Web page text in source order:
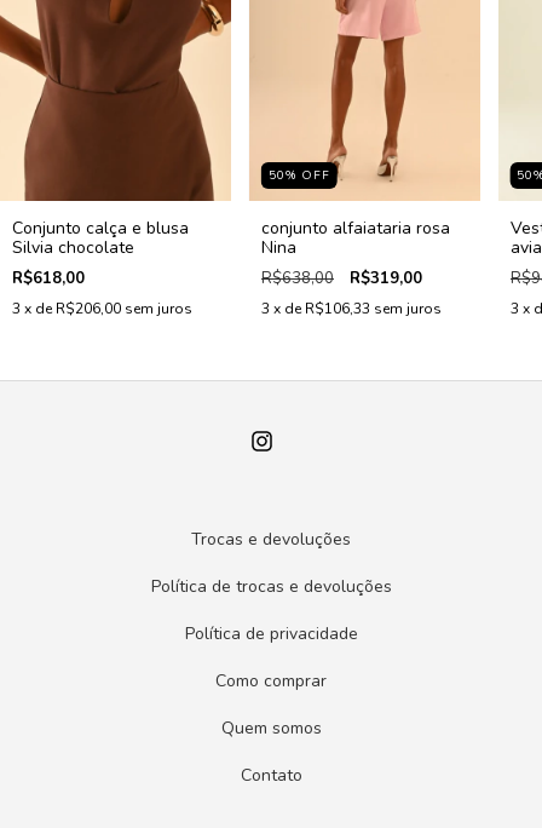
Conjunto calça e blusa
Silvia chocolate
R$618,00
3 x deR$206,00 sem juros
50% OFF
conjunto alfaiataria rosa
Nina
R$638,00 R$319,00
3 x deR$106,33 sem juros
50
3 x
Trocas e devoluções
Política de trocas e devoluções
Política de privacidade
Como comprar
Quem somos
Contato